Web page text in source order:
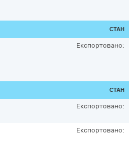
СТАН
Експортовано:
СТАН
Експортовано:
Експортовано: